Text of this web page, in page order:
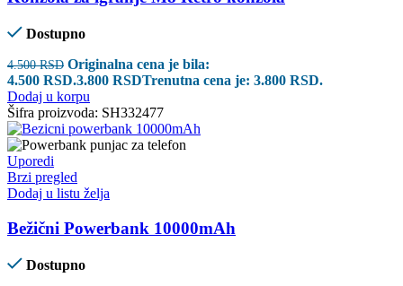
Dostupno
4.500RSD Originalna cena je bila:
4.500 RSD.3.800 RSDTrenutna cena je: 3.800 RSD.
Dodaj u korpu
Šifra proizvoda: SH332477
Uporedi
Brzi pregled
Dodaj u listu želja
Bežični Powerbank 10000mAh
Dostupno